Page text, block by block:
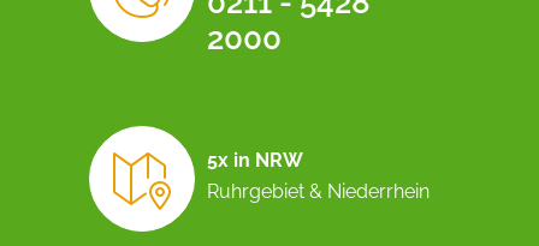
2000
5x in NRW
Ruhrgebiet & Niederrhein